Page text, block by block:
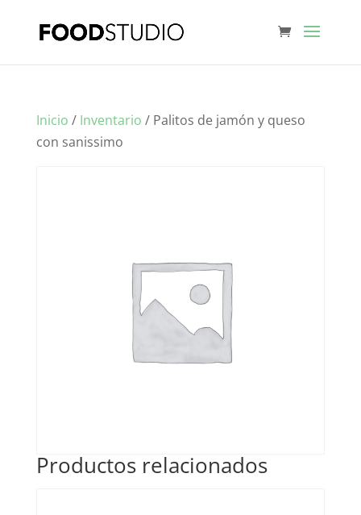
Inicio / Inventario / Palitos de jamón y queso
con sanissimo
Productos relacionados